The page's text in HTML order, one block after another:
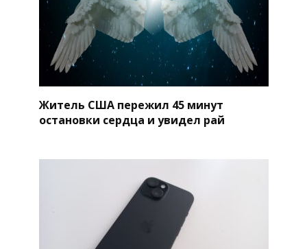
Житель США пережил 45 минут
остановки сердца и увидел рай